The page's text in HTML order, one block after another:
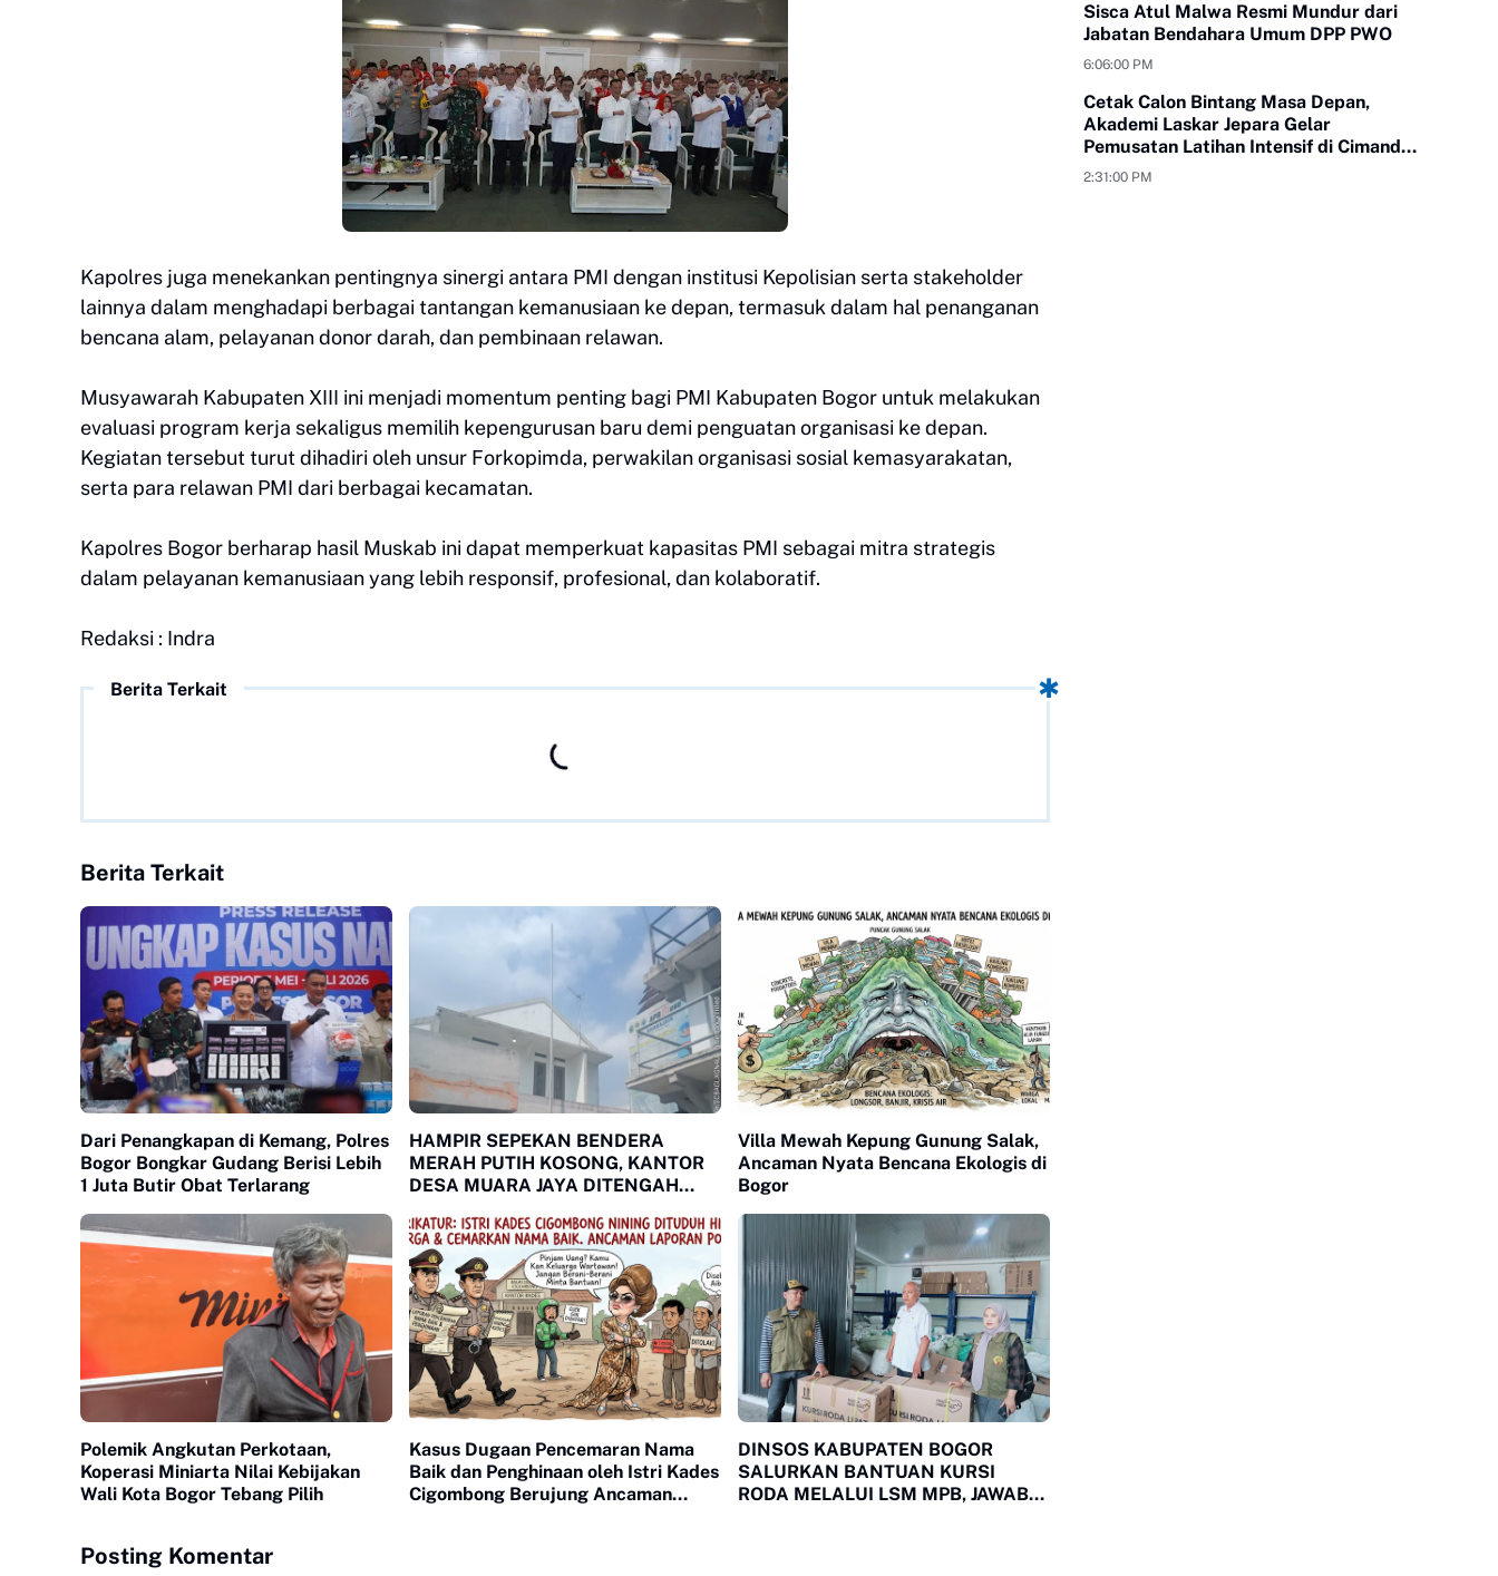
Kapolres juga menekankan pentingnya sinergi antara PMI dengan institusi Kepolisian serta stakeholder
lainnya dalam menghadapi berbagai tantangan kemanusiaan ke depan, termasuk dalam hal penanganan
bencana alam, pelayanan donor darah, dan pembinaan relawan.
Musyawarah Kabupaten XIII ini menjadi momentum penting bagi PMI Kabupaten Bogor untuk melakukan
evaluasi program kerja sekaligus memilih kepengurusan baru demi penguatan organisasi ke depan.
Kegiatan tersebut turut dihadiri oleh unsur Forkopimda, perwakilan organisasi sosial kemasyarakatan,
serta para relawan PMI dari berbagai kecamatan.
Kapolres Bogor berharap hasil Muskab ini dapat memperkuat kapasitas PMI sebagai mitra strategis
dalam pelayanan kemanusiaan yang lebih responsif, profesional, dan kolaboratif.
Redaksi : Indra
Berita Terkait
Berita Terkait
Dari Penangkapan di Kemang, Polres
Bogor Bongkar Gudang Berisi Lebih
1 Juta Butir Obat Terlarang
HAMPIR SEPEKAN BENDERA
MERAH PUTIH KOSONG, KANTOR
DESA MUARA JAYA DITENGAH
Villa Mewah Kepung Gunung Salak,
Ancaman Nyata Bencana Ekologis di
Bogor
Polemik Angkutan Perkotaan,
Koperasi Miniarta Nilai Kebijakan
Wali Kota Bogor Tebang Pilih
Kasus Dugaan Pencemaran Nama
Baik dan Penghinaan oleh Istri Kades
Cigombong Berujung Ancaman
DINSOS KABUPATEN BOGOR
SALURKAN BANTUAN KURSI
RODA MELALUI LSM MPB, JAWAB
Posting Komentar
Sisca Atul Malwa Resmi Mundur dari
Jabatan Bendahara Umum DPP PWO
6:06:00 PM
Cetak Calon Bintang Masa Depan,
Akademi Laskar Jepara Gelar
Pemusatan Latihan Intensif di Cimande
Bogor
2:31:00 PM